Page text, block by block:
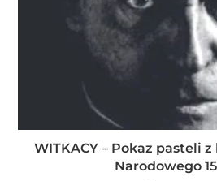
WITKACY – Pokaz pasteli
Narodowego